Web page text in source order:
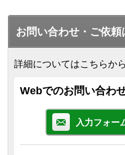
お問い合わせ・ご依頼
詳細についてはこちらか
Webでのお問い合わ
入力フォー